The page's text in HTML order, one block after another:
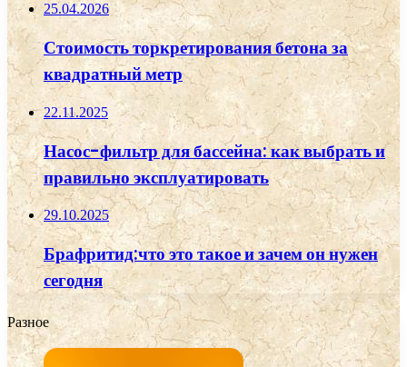
25.04.2026
Стоимость торкретирования бетона за
квадратный метр
22.11.2025
Насос-фильтр для бассейна: как выбрать и
правильно эксплуатировать
29.10.2025
Брафритид:что это такое и зачем он нужен
сегодня
Разное